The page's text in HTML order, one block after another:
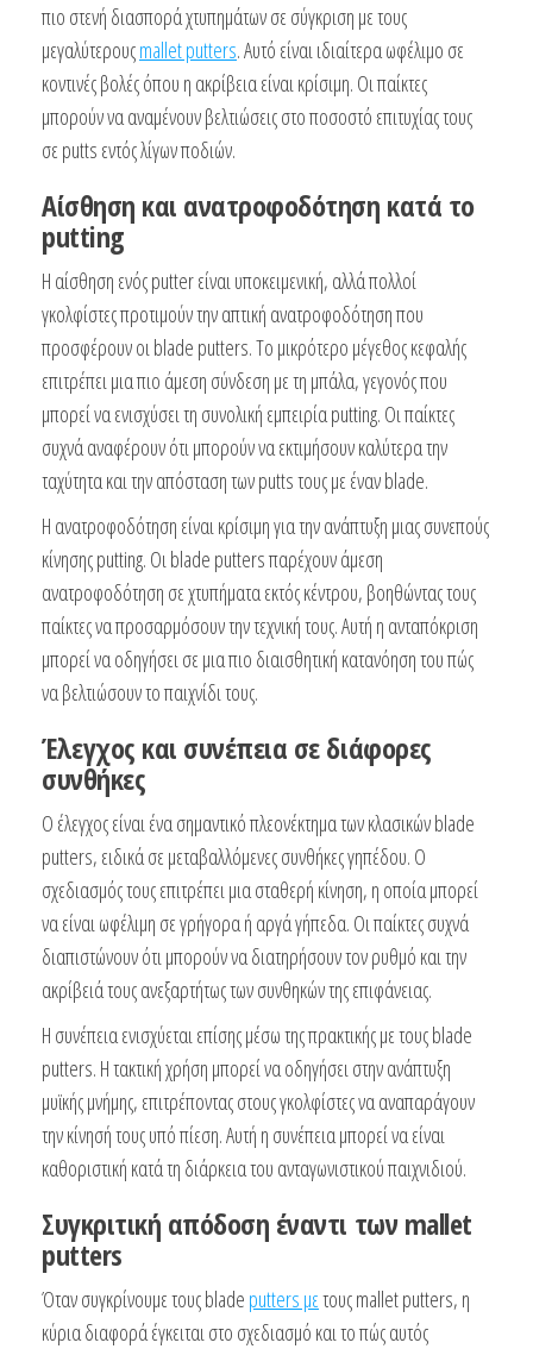
πιο στενή διασπορά χτυπημάτων σε σύγκριση με τους
μεγαλύτερουςmallet putters. Αυτό είναι ιδιαίτερα ωφέλιμο σε
κοντινές βολές όπου η ακρίβεια είναι κρίσιμη. Οι παίκτες
μπορούν να αναμένουν βελτιώσεις στο ποσοστό επιτυχίας τους
σε putts εντός λίγων ποδιών.
Αίσθηση και ανατροφοδότηση κατά το
putting
Η αίσθηση ενός putter είναι υποκειμενική, αλλά πολλοί
γκολφίστες προτιμούν την απτική ανατροφοδότηση που
προσφέρουν οι blade putters. Το μικρότερο μέγεθος κεφαλής
επιτρέπει μια πιο άμεση σύνδεση με τη μπάλα, γεγονός που
μπορεί να ενισχύσει τη συνολική εμπειρία putting. Οι παίκτες
συχνά αναφέρουν ότι μπορούν να εκτιμήσουν καλύτερα την
ταχύτητα και την απόσταση των putts τους με έναν blade.
Η ανατροφοδότηση είναι κρίσιμη για την ανάπτυξη μιας συνεπούς
κίνησης putting. Οι blade putters παρέχουν άμεση
ανατροφοδότηση σε χτυπήματα εκτός κέντρου, βοηθώντας τους
παίκτες να προσαρμόσουν την τεχνική τους. Αυτή η ανταπόκριση
μπορεί να οδηγήσει σε μια πιο διαισθητική κατανόηση του πώς
να βελτιώσουν το παιχνίδι τους.
Έλεγχος και συνέπεια σε διάφορες
συνθήκες
Ο έλεγχος είναι ένα σημαντικό πλεονέκτημα των κλασικών blade
putters, ειδικά σε μεταβαλλόμενες συνθήκες γηπέδου. Ο
σχεδιασμός τους επιτρέπει μια σταθερή κίνηση, η οποία μπορεί
να είναι ωφέλιμη σε γρήγορα ή αργά γήπεδα. Οι παίκτες συχνά
διαπιστώνουν ότι μπορούν να διατηρήσουν τον ρυθμό και την
ακρίβειά τους ανεξαρτήτως των συνθηκών της επιφάνειας.
Η συνέπεια ενισχύεται επίσης μέσω της πρακτικής με τους blade
putters. Η τακτική χρήση μπορεί να οδηγήσει στην ανάπτυξη
μυϊκής μνήμης, επιτρέποντας στους γκολφίστες να αναπαράγουν
την κίνησή τους υπό πίεση. Αυτή η συνέπεια μπορεί να είναι
καθοριστική κατά τη διάρκεια του ανταγωνιστικού παιχνιδιού.
Συγκριτική απόδοση έναντι των mallet
putters
Όταν συγκρίνουμε τους blade putters μετους mallet putters, η
κύρια διαφορά έγκειται στο σχεδιασμό και το πώς αυτός